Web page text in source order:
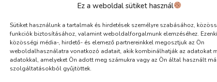
Ez a weboldal sütiket használ
Sütiket használunk a tartalmak és hirdetések személyre szabásához,
funkciók biztosításához, valamint weboldalforgalmunk elemzéséhez.
közösségi média-, hirdető- és elemező partnereinkkel megosztjuk az Ön
weboldalhasználatra vonatkozó adatait, akik kombinálhatják az adatokat
adatokkal, amelyeket Ön adott meg számukra vagy az Ön által használt
szolgáltatásokból gyűjtöttek.